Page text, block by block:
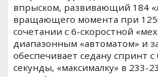
впрыском, развивающий 184
вращающего момента при
сочетании с 6-скоростной
диапазонным «автоматом» и
обеспечивает седану спринт
секунды, «максималку» в 233-